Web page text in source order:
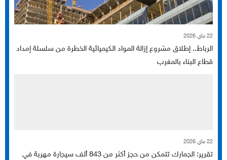
22 ماي 2026
الرباط.. إطلاق مشروع إزالة المواد الكيميائية الخطرة من سلسلة إمداد
قطاع البناء بالمغرب
22 ماي 2026
تقرير: الجمارك تتمكن من حجز أكثر من 843 ألف سيجارة مهربة في